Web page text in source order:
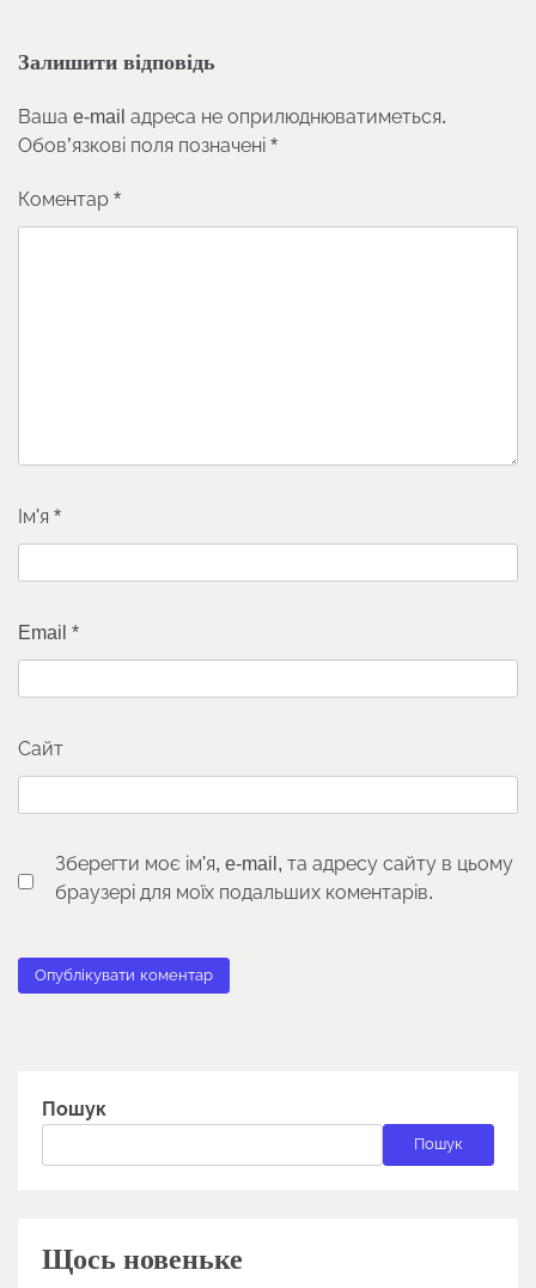
Залишити відповідь
Ваша e-mail адреса не оприлюднюватиметься.
Обов’язкові поля позначені *
Коментар *
Ім'я *
Email *
Сайт
Зберегти моє ім'я, e-mail, та адресу сайту в цьому
браузері для моїх подальших коментарів.
Пошук
Пошук
Щось новеньке